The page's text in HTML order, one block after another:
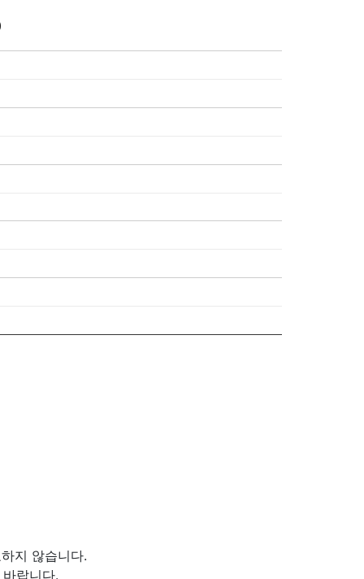
지 않습니다.
랍니다.